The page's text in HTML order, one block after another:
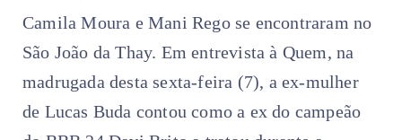
Camila Moura e Mani Rego se encontraram no
São João da Thay. Em entrevista à Quem, na
madrugada desta sexta-feira (7), a ex-mulher
de Lucas Buda contou como a ex do campeão